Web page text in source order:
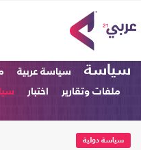
سياسة سياسة عربية
ملفات وتقارير
اختبار
سياسة دولية